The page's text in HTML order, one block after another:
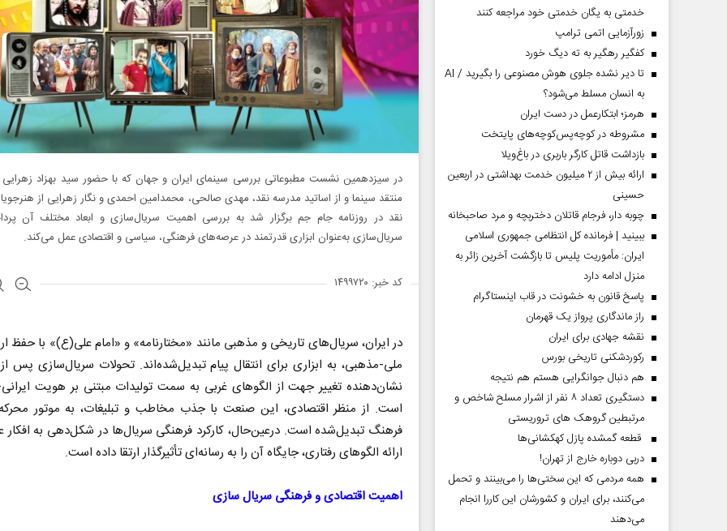
در سیزدهمین نشست مطبوعاتی بررسی سینمای ایران و جهان که با حضور سید بهزاد
منتقد سینما و از اساتید مدرسه نقد، مهدی صالحی، محمدامین احمدی و نگار زهرایی از
نقد در روزنامه جام جم برگزار شد به بررسی اهمیت سریال‌سازی و ابعاد مختلف آن
سریال‌سازی به‌عنوان ابزاری قدرتمند در عرصه‌های فرهنگی، سیاسی و اقتصادی عمل می‌کند.
کد خبر: ۱۴۹۹۷۲۰
در ایران، سریال‌های تاریخی و مذهبی مانند «مختارنامه» و «امام علی(ع)» با حفظ
ملی-مذهبی، به ابزاری برای انتقال پیام‌ تبدیل‌شده‌اند. تحولات سریال‌سازی پس از
نشان‌دهنده تغییر جهت از الگوهای غربی به سمت تولیدات مبتنی بر هویت
است. از منظر اقتصادی، این صنعت با جذب مخاطب و تبلیغات، به موتور
فرهنگ تبدیل‌شده است. درعین‌حال، کارکرد فرهنگی سریال‌ها در شکل‌دهی به افکار
ارائه الگوهای رفتاری، جایگاه آن را به رسانه‌ای تأثیرگذار ارتقا داده است.
اهمیت اقتصادی و فرهنگی سریال سازی
خدمتی به یگان خدمتی خود مراجعه کنند
زورآزمایی اتمی ترامپ
کفگیر رهگیر به ته دیگ خورد
تا دیر نشده جلوی هوش مصنوعی را بگیرید / AI
به انسان مسلط می‌شود؟
هرمز؛ ابتکارعمل در دست ایران
مشروطه در کوچه‌پس‌کوچه‌های پایتخت
بازداشت قاتل کارگر باربری در باغ‌ویلا
ارائه بیش از ۲ میلیون خدمت بهداشتی در اربعین
حسینی
چوبه دار، فرجام قاتلان دختربچه و مرد صاحبخانه
ببینید | فرمانده کل انتظامی جمهوری اسلامی
ایران­: مأموریت پلیس تا بازگشت آخرین زائر به
منزل ادامه دارد
پاسخ قانون به خشونت در قاب اینستاگرام
راز ماندگاری پرواز یک قهرمان
نقشه جهادی برای ایران
رکوردشکنی تاریخی بورس
هم دنبال جوانگرایی هستم هم نتیجه
دستگیری تعداد ۸ نفر از اشرار مسلح شاخص و
مرتبطین گروهک های تروریستی
قطعه گمشده پازل کهکشانی‌ها
دربی دوباره خارج از تهران!
همه مردمی که این سختی‌ها را می‌بینند و تحمل
می‌کنند، برای ایران و کشورشان این کاررا انجام
می‌دهند